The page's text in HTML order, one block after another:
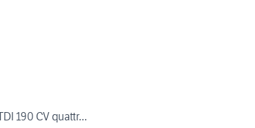
190 CV quattr...